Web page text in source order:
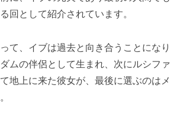
回として紹介されています。
て、イブは過去と向き合うことになり
ムの伴侶として生まれ、次にルシファ
地上に来た彼女が、最後に選ぶのはメ